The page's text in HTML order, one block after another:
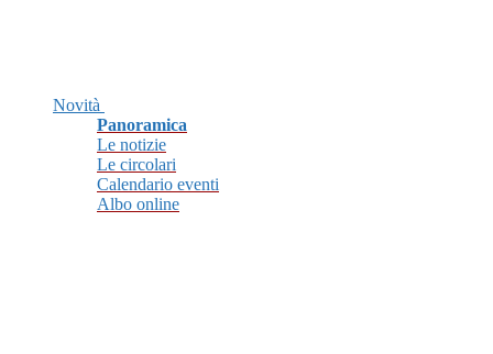
Novità
Panoramica
Le notizie
Le circolari
Calendario eventi
Albo online